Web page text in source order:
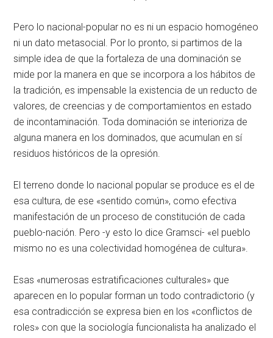
Pero lo nacional-popular no es ni un espacio homogéneo
ni un dato metasocial. Por lo pronto, si partimos de la
simple idea de que la fortaleza de una dominación se
mide por la manera en que se incorpora a los hábitos de
la tradición, es impensable la existencia de un reducto de
valores, de creencias y de comportamientos en estado
de incontaminación. Toda dominación se interioriza de
alguna manera en los dominados, que acumulan en sí
residuos históricos de la opresión.
El terreno donde lo nacional popular se produce es el de
esa cultura, de ese «sentido común», como efectiva
manifestación de un proceso de constitución de cada
pueblo-nación. Pero -y esto lo dice Gramsci- «el pueblo
mismo no es una colectividad homogénea de cultura».
Esas «numerosas estratificaciones culturales» que
aparecen en lo popular forman un todo contradictorio (y
esa contradicción se expresa bien en los «conflictos de
roles» con que la sociología funcionalista ha analizado el